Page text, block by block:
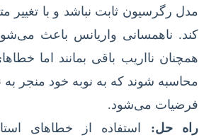
مدل رگرسیون ثابت نباشد و با تغییر
کند. ناهمسانی واریانس باعث
همچنان نااریب باقی بمانند اما
محاسبه شوند که به نوبه خود منجر به
فرضیات می‌شود.
راه حل: